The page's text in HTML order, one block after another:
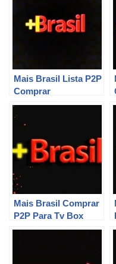
Mais Brasil Lista P2P
Comprar
Mais Brasil Comprar
P2P Para Tv Box